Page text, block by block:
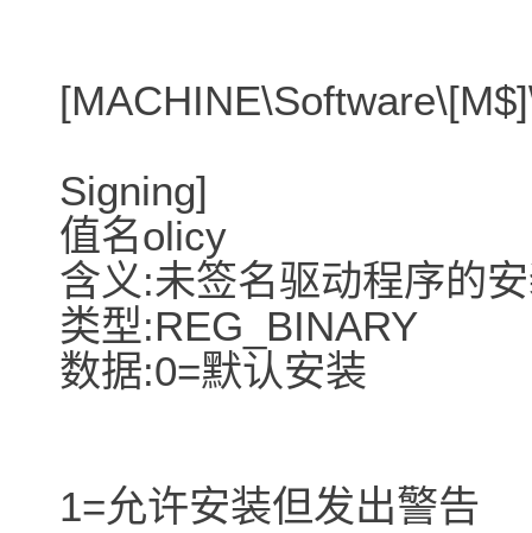
Signing]
值名olicy
含义:未签名驱动程序的
类型:REG_BINARY
数据:0=默认安装
1=允许安装但发出警告